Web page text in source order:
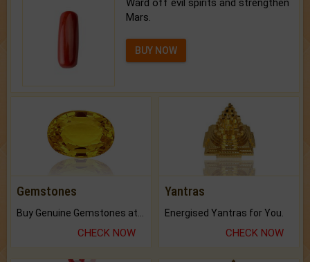
Ward off evil spirits and strengthen
Mars.
BUY NOW
Gemstones
CHECK NOW
Yantras
Energised Yantras for You.
CHECK NOW